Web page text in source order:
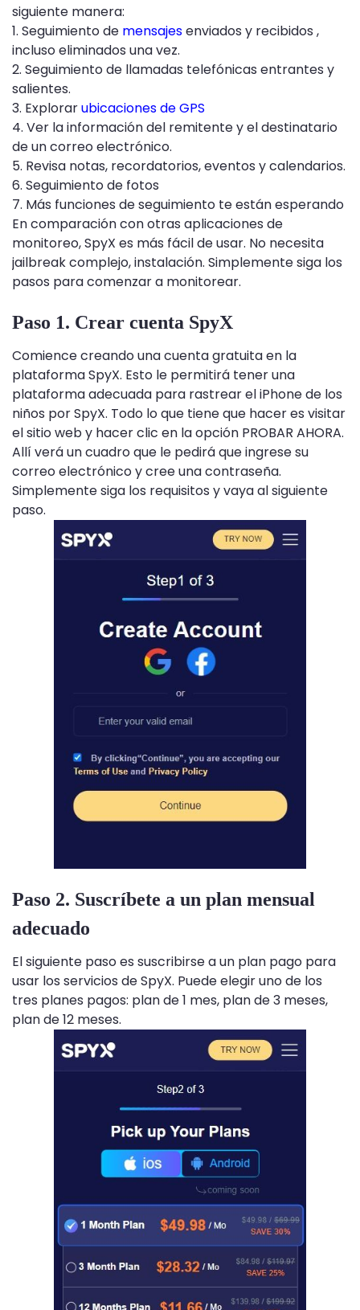
siguiente manera:
1. Seguimiento de mensajesenviados y recibidos ,
incluso eliminados una vez.
2. Seguimiento de llamadas telefónicas entrantes y
salientes.
3. Explorarubicaciones de GPS
4. Ver la información del remitente y el destinatario
de un correo electrónico.
5. Revisa notas, recordatorios, eventos y calendarios.
6. Seguimiento de fotos
7. Más funciones de seguimiento te están esperando
En comparación con otras aplicaciones de
monitoreo, SpyX es más fácil de usar. No necesita
jailbreak complejo, instalación. Simplemente siga los
pasos para comenzar a monitorear.
Paso 1. Crear cuenta SpyX
Comience creando una cuenta gratuita en la
plataforma SpyX. Esto le permitirá tener una
plataforma adecuada para rastrear el iPhone de los
niños por SpyX. Todo lo que tiene que hacer es visitar
el sitio web y hacer clic en la opción PROBAR AHORA.
Allí verá un cuadro que le pedirá que ingrese su
correo electrónico y cree una contraseña.
Simplemente siga los requisitos y vaya al siguiente
paso.
Paso 2. Suscríbete a un plan mensual
adecuado
El siguiente paso es suscribirse a un plan pago para
usar los servicios de SpyX. Puede elegir uno de los
tres planes pagos: plan de 1 mes, plan de 3 meses,
plan de 12 meses.